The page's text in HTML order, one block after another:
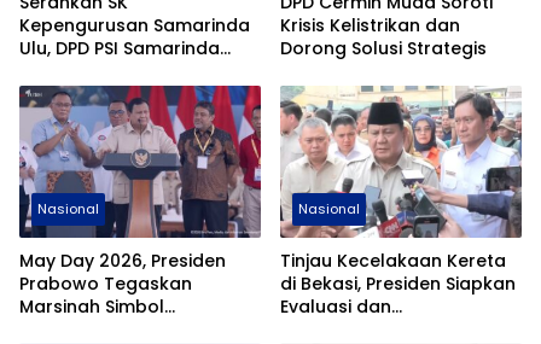
Kepengurusan Samarinda
Ulu, DPD PSI Samarinda
Untuk Rakyat
Krisis Kelistrikan dan
Dorong Solusi Strategis
Nasional
May Day 2026, Presiden
Prabowo Tegaskan
Marsinah Simbol
Nasional
Tinjau Kecelakaan Kereta
di Bekasi, Presiden Siapkan
Evaluasi dan